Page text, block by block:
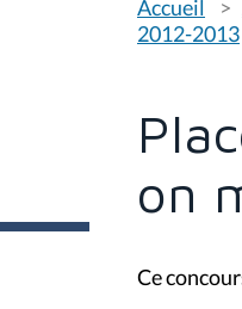
o
u
s
Accueil
2012-2013
on
Ce